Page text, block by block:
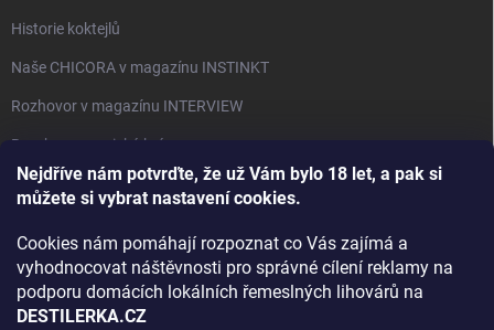
Nejdříve nám potvrďte, že už Vám bylo 18 let, a pak si
můžete si vybrat nastavení cookies.
Cookies nám pomáhají rozpoznat co Vás zajímá a
vyhodnocovat náštěvnosti pro správné cílení reklamy na
podporu domácích lokálních řemeslných lihovárů na
DESTILERKA.CZ
Historie koktejlů
Naše CHICORA v magazínu INSTINKT
Rozhovor v magazínu INTERVIEW
Bourbon, americká krása.
Napsali v TÝDNU o naší práci
Rozhovor s DESTILERKA.CZ v magazínu DRINKING-CAT
Jak vybrat dárek na Vánoce